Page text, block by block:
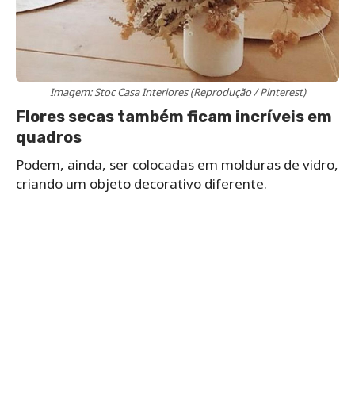
Imagem: Stoc Casa Interiores (Reprodução / Pinterest)
Flores secas também ficam incríveis em
quadros
Podem, ainda, ser colocadas em molduras de vidro,
criando um objeto decorativo diferente.